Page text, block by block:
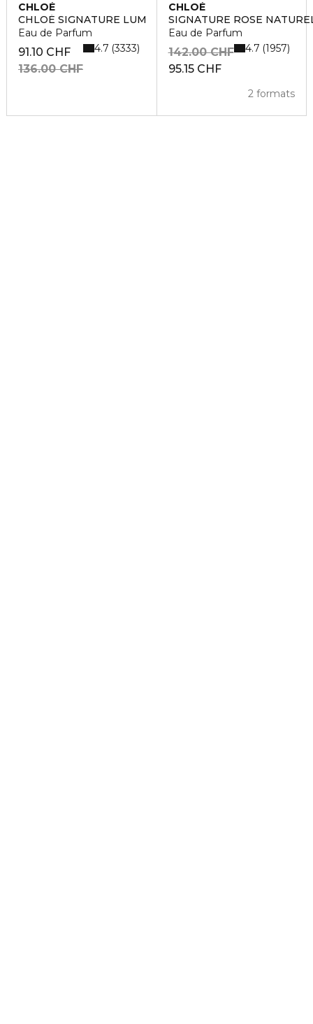
CHLOÉ
CHLOÉ SIGNATURE LUM
Eau de Parfum
91.10 CHF
136.00 CHF
4.7 3333
CHLOÉ
SIGNATURE ROSE
Eau de Parfum
95.15 CHF
142.00 CHF
2 formats
4.7 1957